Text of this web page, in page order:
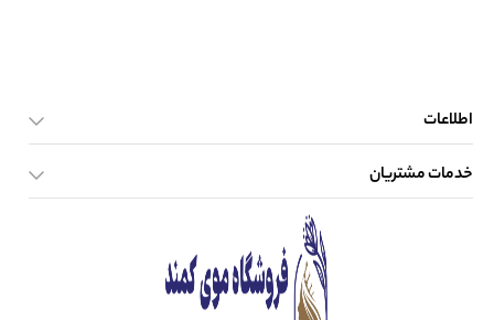
اطلاعات
صفحه اصلی
خدمات مشتریان